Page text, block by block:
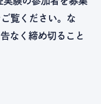
ご覧ください。な
なく締め切ること